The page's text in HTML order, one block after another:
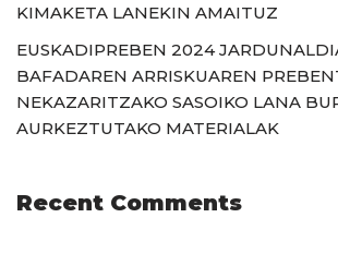
KIMAKETA LANEKIN AMAITUZ
EUSKADIPREBEN 2024
BAFADAREN ARRISKUAREN
NEKAZARITZAKO SASOIKO LANA
AURKEZTUTAKO MATERIALAK
Recent Comments